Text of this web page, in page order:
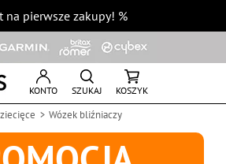
na pierwsze zakupy! %
KONTO SZUKAJ KOSZYK
Wózek bliźniaczy